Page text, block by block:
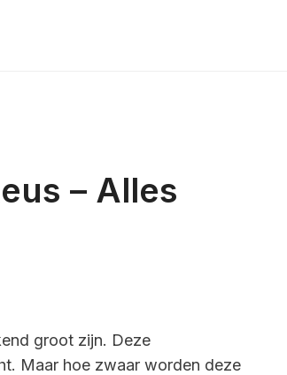
– Alles
groot zijn. Deze
Maar hoe zwaar worden deze